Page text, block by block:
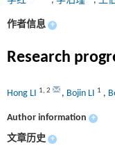
作者信息 +
Research
Hong LI 1, 2 , Bojin LI 1 ,
Author information +
文章历史 +